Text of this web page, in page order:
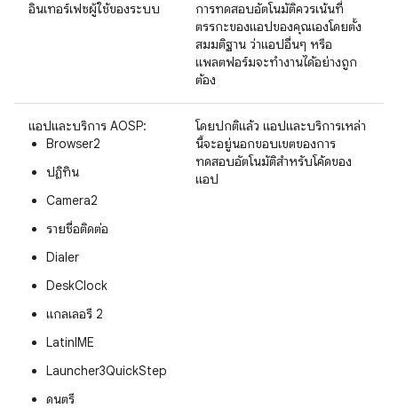
อินเทอร์เฟซผู้ใช้ของระบบ
การทดสอบอัตโนมัติควรเน้นที่
ตรรกะของแอปของคุณเองโดยตั้ง
สมมติฐาน ว่าแอปอื่นๆ หรือ
แพลตฟอร์มจะทำงานได้อย่างถูก
ต้อง
แอปและบริการ AOSP:
Browser2
ปฏิทิน
Camera2
รายชื่อติดต่อ
Dialer
DeskClock
แกลเลอรี 2
LatinIME
Launcher3QuickStep
ดนตรี
โดยปกติแล้ว แอปและบริการเหล่า
นี้จะอยู่นอกขอบเขตของการ
ทดสอบอัตโนมัติสำหรับโค้ดของ
แอป